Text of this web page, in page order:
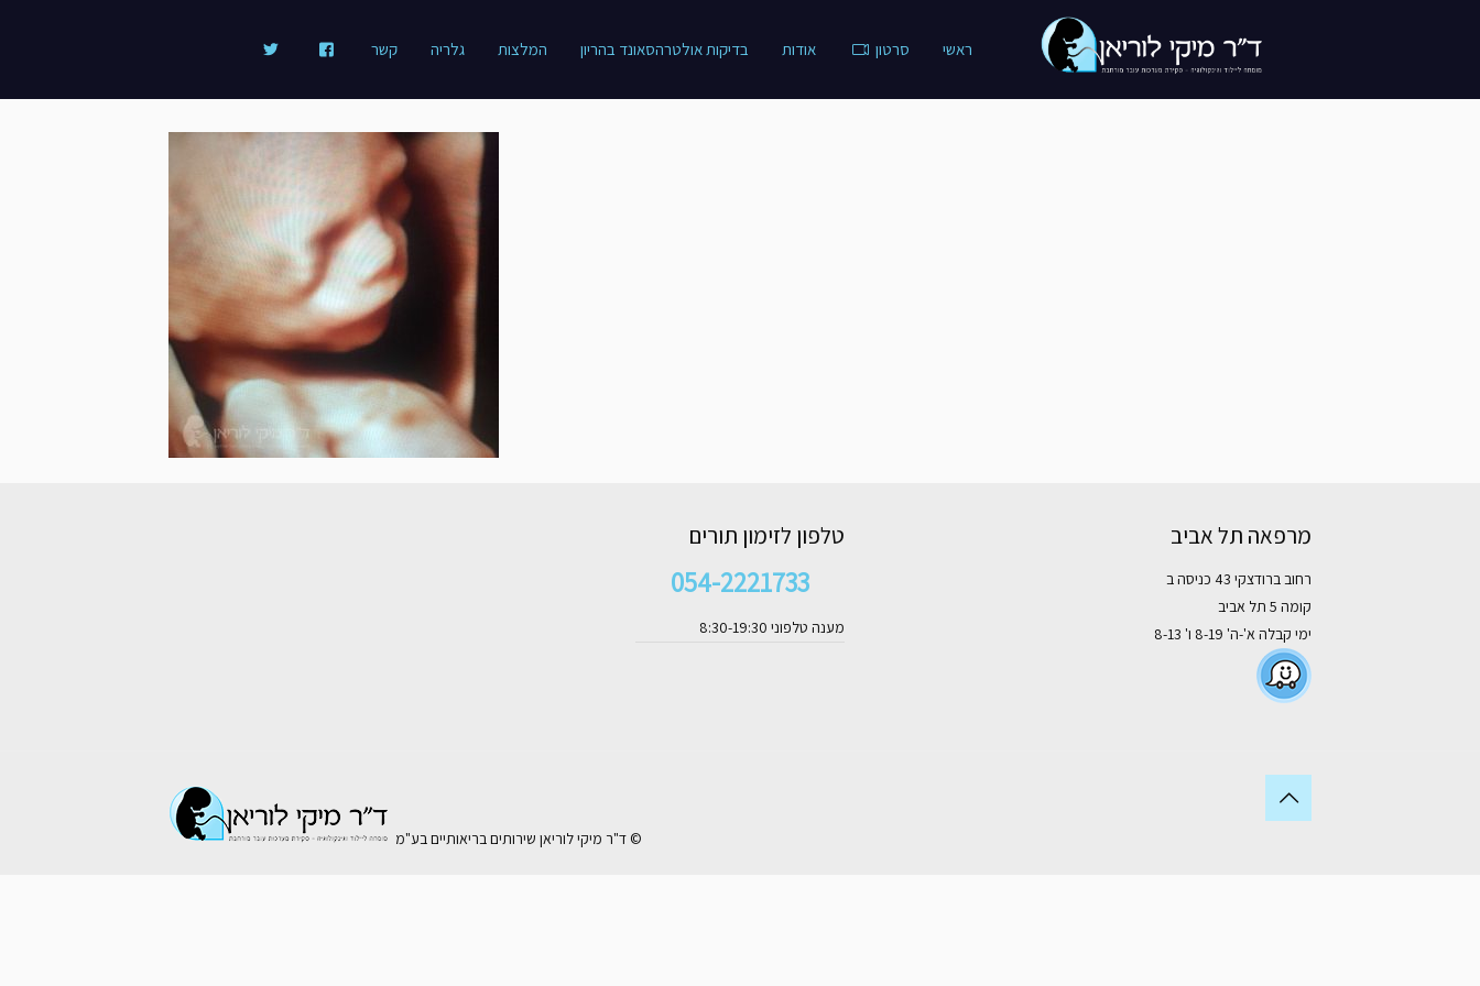
ראשי סרטון אודות בדיקות אולטרהסאונד בהריון המלצות גלריה קשר
מרפאה תל אביב
רחוב ברודצקי 43 כניסה ב
קומה 5 תל אביב
ימי קבלה א'-ה' 8-19 ו' 8-13
טלפון לזימון תורים
054-2221733
מענה טלפוני 8:30-19:30
© ד"ר מיקי לוריאן שירותים בריאותיים בע"מ